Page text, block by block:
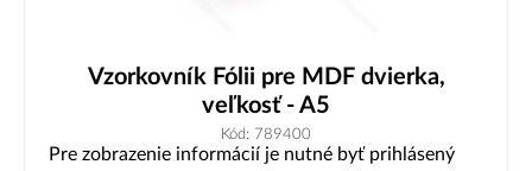
Vzorkovník Fólii pre MDF dvierka,
veľkosť - A5
Kód: 789400
Pre zobrazenie informácií je nutné byť prihlásený